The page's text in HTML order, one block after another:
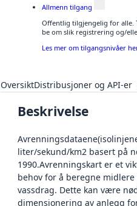
Allmenn tilgang
Offentlig tilgjengelig for alle.
be om slik registrering og/
Les mer om tilgangsnivåer
OversiktDistribusjoner og API-er
Beskrivelse
liter/sekund/km2 basert på
1990.Avrenningskart er et
behov for å beregne
vassdrag. Dette kan være
dimensjonering av anlegg